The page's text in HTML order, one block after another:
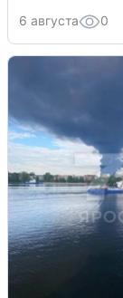
6 августа 0